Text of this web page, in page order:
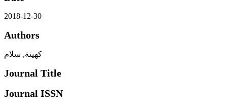
2018-12-30
Authors
كهينة, سلام
Journal Title
Journal ISSN